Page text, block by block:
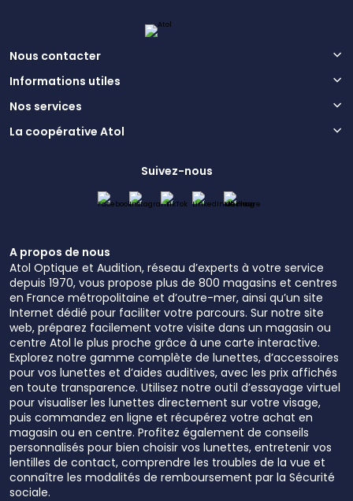
Nous contacter
Informations utiles
Nos services
La coopérative Atol
Suivez-nous
A propos de nous
Atol Optique et Audition, réseau d’experts à votre service
depuis 1970, vous propose plus de 800 magasins et centres
en France métropolitaine et d’outre-mer, ainsi qu’un site
Internet dédié pour faciliter votre parcours. Sur notre site
web, préparez facilement votre visite dans un magasin ou
centre Atol le plus proche grâce à une carte interactive.
Explorez notre gamme complète de lunettes, d’accessoires
pour vos lunettes et d’aides auditives, avec les prix affichés
en toute transparence. Utilisez notre outil d’essayage virtuel
pour visualiser les lunettes directement sur votre visage,
puis commandez en ligne et récupérez votre achat en
magasin ou en centre. Profitez également de conseils
personnalisés pour bien choisir vos lunettes, entretenir vos
lentilles de contact, comprendre les troubles de la vue et
connaître les modalités de remboursement par la Sécurité
sociale.